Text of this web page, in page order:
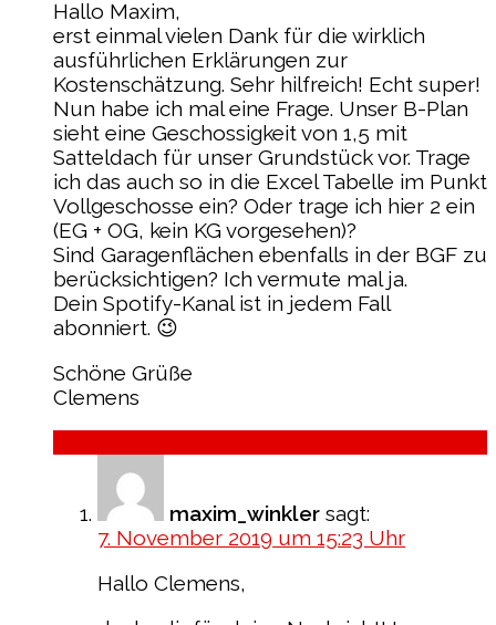
Hallo Maxim,
erst einmal vielen Dank für die wirklich
ausführlichen Erklärungen zur
Kostenschätzung. Sehr hilfreich! Echt super!
Nun habe ich mal eine Frage. Unser B-Plan
sieht eine Geschossigkeit von 1,5 mit
Satteldach für unser Grundstück vor. Trage
ich das auch so in die Excel Tabelle im Punkt
Vollgeschosse ein? Oder trage ich hier 2 ein
(EG + OG, kein KG vorgesehen)?
Sind Garagenflächen ebenfalls in der BGF zu
berücksichtigen? Ich vermute mal ja.
Dein Spotify-Kanal ist in jedem Fall
abonniert. 😉
Schöne Grüße
Clemens
maxim_winkler sagt:
7. November 2019 um 15:23 Uhr
Hallo Clemens,